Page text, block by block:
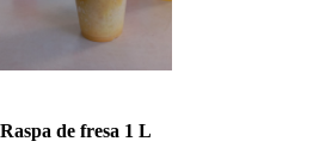
Raspa de fresa 1 L